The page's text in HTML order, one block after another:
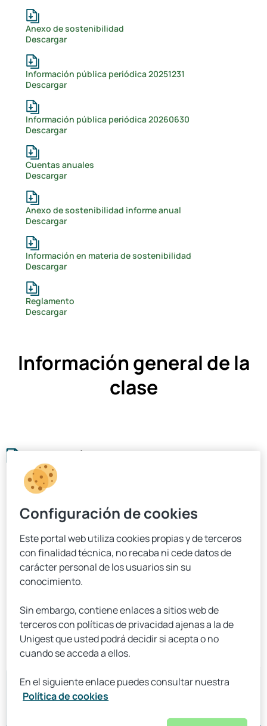
Anexo de sostenibilidad
Descargar
Información pública periódica 20251231
Descargar
Información pública periódica 20260630
Descargar
Cuentas anuales
Descargar
Anexo de sostenibilidad informe anual
Descargar
Información en materia de sostenibilidad
Descargar
Reglamento
Descargar
Información general de la
clase
Información legal
Documento de datos fundamentales para el inversor (DFI)
Descargar
Escenarios de rentabilidad
Descargar
Descargar
Configuración de cookies
Este portal web utiliza cookies propias y de terceros
con finalidad técnica, no recaba ni cede datos de
carácter personal de los usuarios sin su
conocimiento.
Sin embargo, contiene enlaces a sitios web de
terceros con políticas de privacidad ajenas a la de
Unigest que usted podrá decidir si acepta o no
cuando se acceda a ellos.
En el siguiente enlace puedes consultar nuestra
Política de cookies